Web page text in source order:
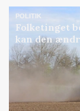
POLITIK
Folketinget
kan den